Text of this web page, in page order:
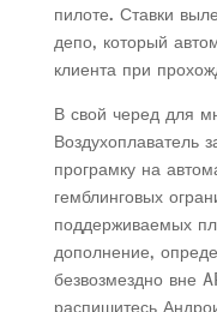
пилоте. Ставки
депо, который
клиента при
В свой черед для
Воздухоплаватель
програмку на
гемблинговых
поддерживаемых
дополнение,
безвозмездно вне